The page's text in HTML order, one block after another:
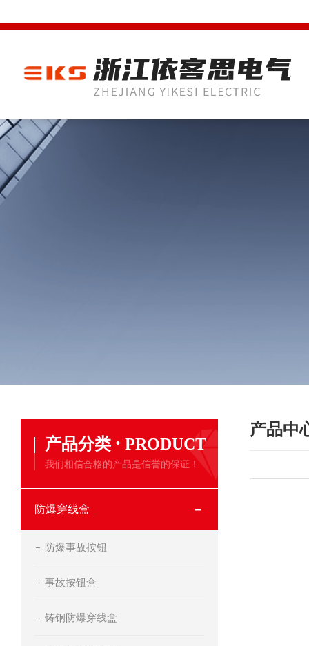
产品分类 · PRODUCT
我们相信合格的产品是信誉的保证！
防爆穿线盒
防爆事故按钮
事故按钮盒
铸钢防爆穿线盒
产品中